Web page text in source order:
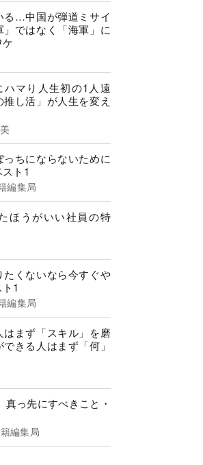
る…中国が弾道ミサイ
ではなく「海軍」に
ハマり人生初の1人遠
し活」が人生を変え
っちにならないために
ト1
編集局
ほうがいい社員の特
たくないなら今すぐや
1
編集局
まず「スキル」を磨
きる人はまず「何」
っ先にすべきこと・
編集局